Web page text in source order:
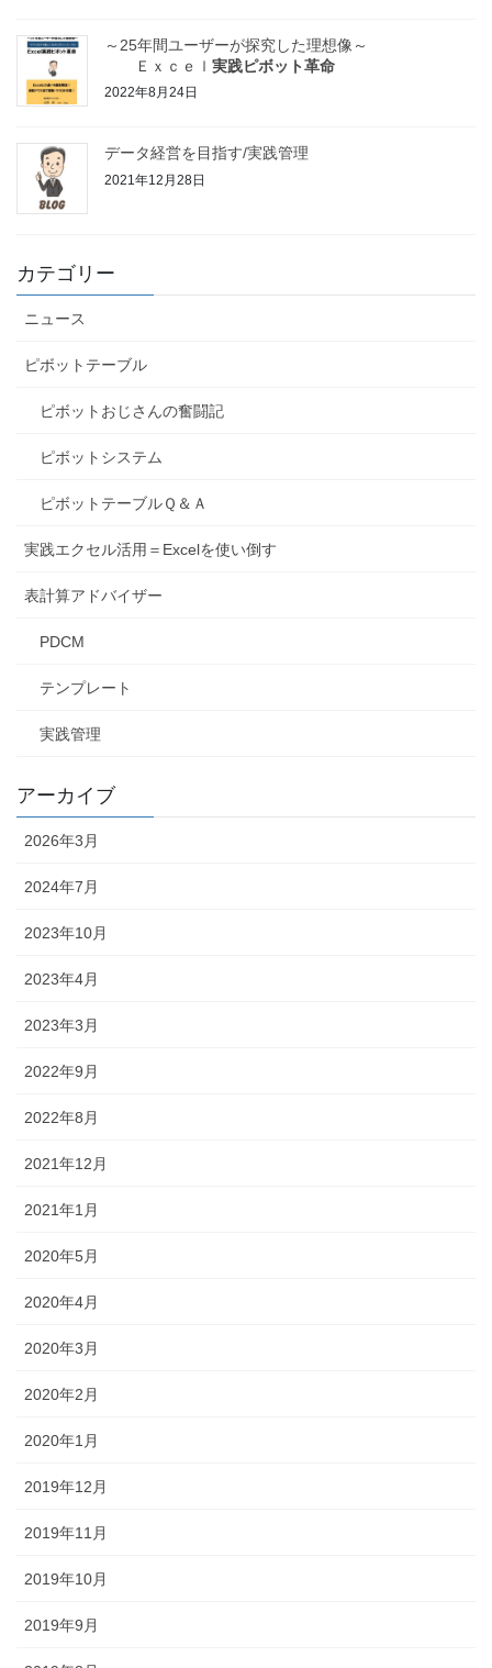
～25年間ユーザーが探究した理想像～
Ｅｘｃｅｌ 実践ピボット革命
2022年8月24日
データ経営を目指す/実践管理
2021年12月28日
カテゴリー
ニュース
ピボットテーブル
ピボットおじさんの奮闘記
ピボットシステム
ピボットテーブルＱ＆Ａ
実践エクセル活用＝Excelを使い倒す
表計算アドバイザー
PDCM
テンプレート
実践管理
アーカイブ
2026年3月
2024年7月
2023年10月
2023年4月
2023年3月
2022年9月
2022年8月
2021年12月
2021年1月
2020年5月
2020年4月
2020年3月
2020年2月
2020年1月
2019年12月
2019年11月
2019年10月
2019年9月